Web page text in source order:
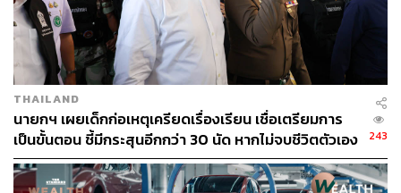
โดยเฉพาะอย่างยิ่ง ‘จีน’ ซึ่งเป็นผู้ซื้อน้ำมันรายใหญ่ที่สุดจาก
ประเทศนี้ ซึ่งก่อนหน้านี้ สหรัฐฯ เคยเป็นผู้นำเข้าน้ำมันจาก
เวเนซุเอลามากที่สุด และสหรัฐฯ มีโรงกลั่นที่สามารถรองรับ
น้ำมันดิบชนิดนี้ได้ แต่หลังจากที่สหรัฐฯ ใช้มาตรการคว่ำ
บาตร จีนก็ก้าวขึ้นมาเป็นผู้ซื้อรายใหญ่ที่สุด
โดยปีที่แล้ว จีนนำเข้าน้ำมันประมาณ 395,000 บาร์เรลต่อวัน
เพิ่มขึ้นจาก 273,000 บาร์เรลในปี 2024 ตามข้อมูลของ Kpler
THAILAND
นายกฯ เผยเด็กก่อเหตุเครียดเรื่องเรียน เชื่อเตรียมการ
เป็นขั้นตอน ชี้มีกระสุนอีกกว่า 30 นัด หากไม่จบชีวิตตัวเอง
อาจสูญเสียเพิ่ม
243